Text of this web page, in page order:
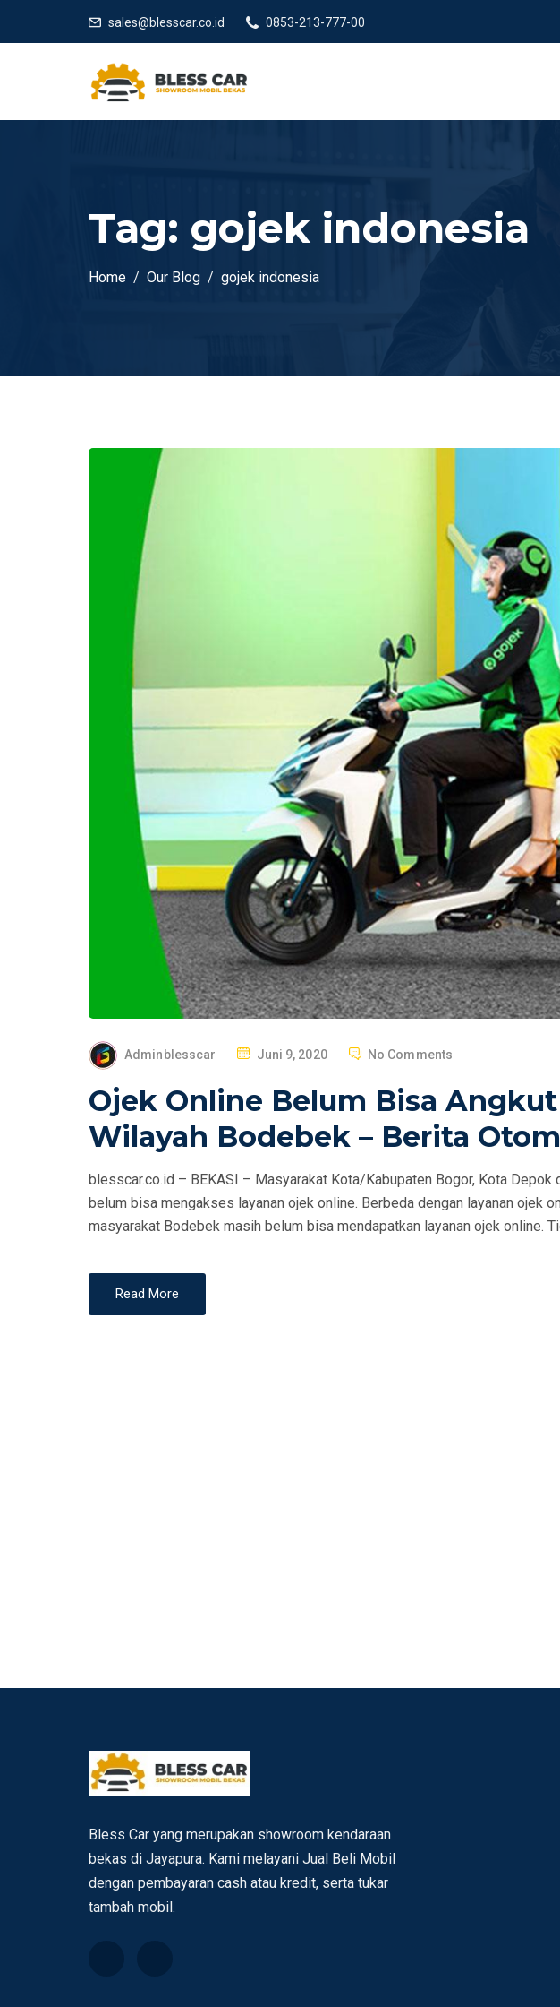
sales@blesscar.co.id 0853-213-777-00
Tag: gojek indonesia
Home Our Blog gojek indonesia
Adminblesscar
S
E
Juni 9, 2020 No Comments
Ojek Online Belum Bisa
Wilayah Bodebek – Berita
blesscar.co.id – BEKASI – Masyarakat Kota/Kabupaten Bogor, Kota
belum bisa mengakses layanan ojek online. Berbeda dengan layanan ojek
masyarakat Bodebek masih belum bisa mendapatkan layanan ojek online.
Read More
Bless Car yang merupakan showroom kendaraan
bekas di Jayapura. Kami melayani Jual Beli Mobil
dengan pembayaran cash atau kredit, serta tukar
tambah mobil.